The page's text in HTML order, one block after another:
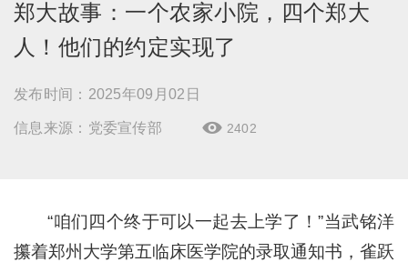
郑大故事：一个农家小院，四个郑大
人！他们的约定实现了
发布时间：2025年09月02日
信息来源：党委宣传部  2402
“咱们四个终于可以一起去上学了！”当武铭洋
攥着郑州大学第五临床医学院的录取通知书，雀跃